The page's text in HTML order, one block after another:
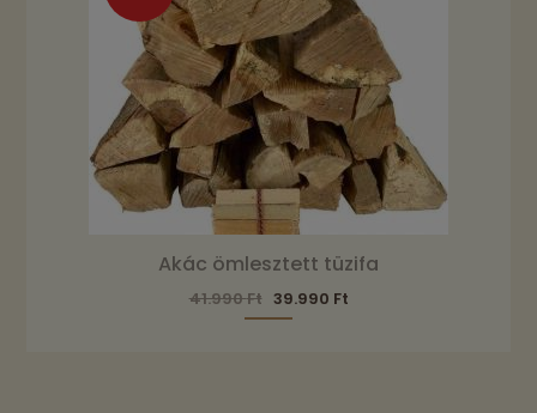
Akác ömlesztett tüzifa
41.990Ft 39.990 Ft